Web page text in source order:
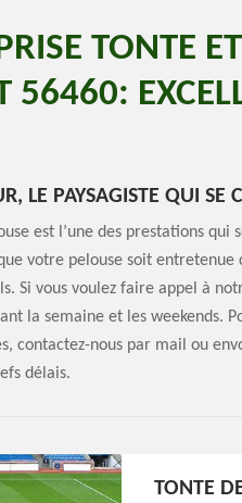
TONTE
56460:
LE PAYSAGISTE QUI SE
est l’une des prestations
votre pelouse soit entretenue
Si vous voulez faire appel à
la semaine et les weekends.
contactez-nous par mail ou
délais.
TONTE